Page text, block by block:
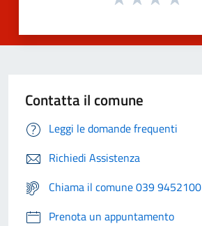
Contatta il comune
Leggi le domande frequenti
Richiedi Assistenza
Chiama il comune 039 9452100
Prenota un appuntamento